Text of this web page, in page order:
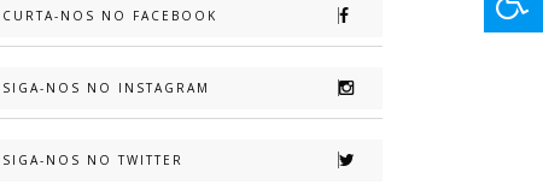
CURTA-NOS NO FACEBOOK
SIGA-NOS NO INSTAGRAM
SIGA-NOS NO TWITTER